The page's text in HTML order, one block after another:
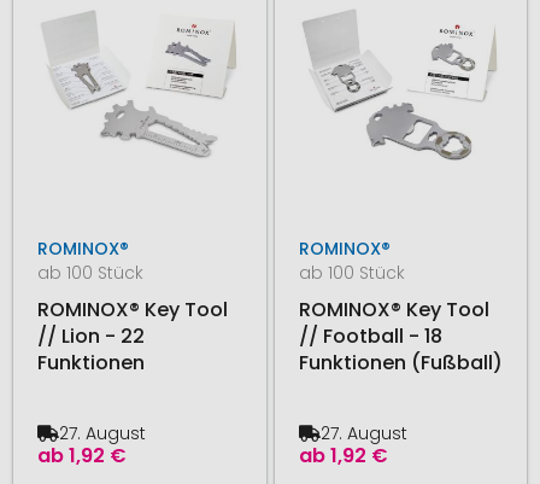
ROMINOX®
ab 100 Stück
ROMINOX® Key Tool
// Lion - 22
Funktionen
ab1,92 €
27. August
ROMINOX®
ab 100 Stück
ROMINOX® Key Tool
// Football - 18
Funktionen (Fußball)
ab1,92 €
27. August